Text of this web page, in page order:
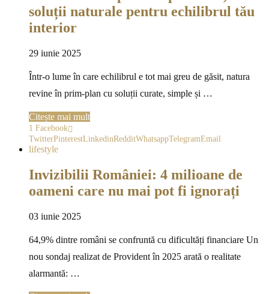
soluții naturale pentru echilibrul tău
interior
29 iunie 2025
Într-o lume în care echilibrul e tot mai greu de găsit, natura
revine în prim-plan cu soluții curate, simple și …
Citește mai mult
1 Facebook
TwitterPinterestLinkedinRedditWhatsappTelegramEmail
lifestyle
Invizibilii României: 4 milioane de
oameni care nu mai pot fi ignorați
03 iunie 2025
64,9% dintre români se confruntă cu dificultăți financiare Un
nou sondaj realizat de Provident în 2025 arată o realitate
alarmantă: …